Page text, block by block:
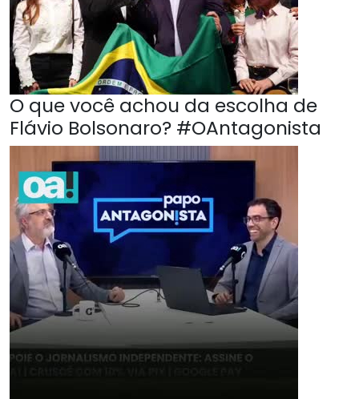
O que você achou da escolha de
Flávio Bolsonaro? #OAntagonista